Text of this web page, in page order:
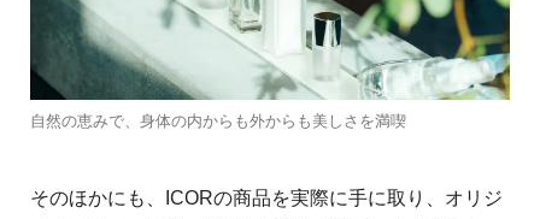
⾃然の恵みで、⾝体の内からも外からも美しさを満喫
そのほかにも、ICORの商品を実際に⼿に取り、オリジ